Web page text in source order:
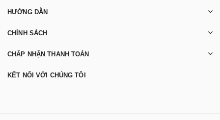
HƯỚNG DẪN
CHÍNH SÁCH
CHẤP NHẬN THANH TOÁN
KẾT NỐI VỚI CHÚNG TÔI